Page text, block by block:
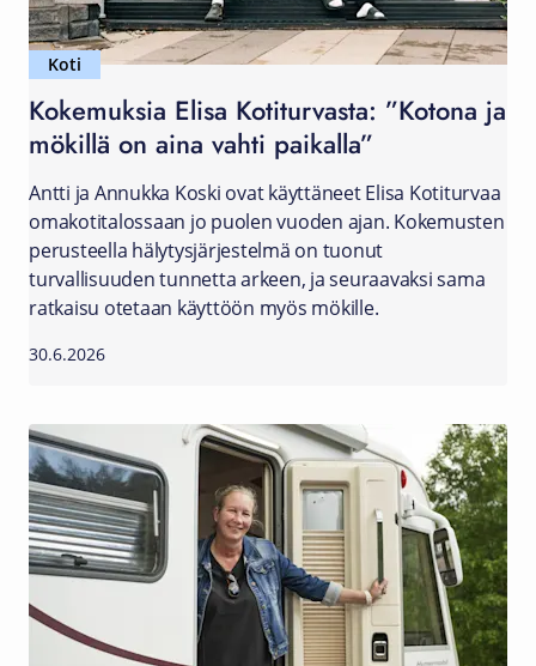
Koti
Kokemuksia Elisa Kotiturvasta: ”Kotona ja
mökillä on aina vahti paikalla”
Antti ja Annukka Koski ovat käyttäneet Elisa Kotiturvaa
omakotitalossaan jo puolen vuoden ajan. Kokemusten
perusteella hälytysjärjestelmä on tuonut
turvallisuuden tunnetta arkeen, ja seuraavaksi sama
ratkaisu otetaan käyttöön myös mökille.
30.6.2026